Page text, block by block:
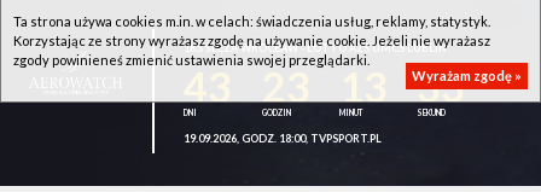
1KS ŚLĘZA WROCŁAW - LOTTO AZS UMCS LUBLIN
32
19.09.2026, GODZ. 18:00, TVPSPORT.PL
Ta strona używa cookies m.in. w celach: świadczenia usług, reklamy, statystyk.
Korzystając ze strony wyrażasz zgodę na używanie cookie. Jeżeli nie wyrażasz
zgody powinieneś zmienić ustawienia swojej przeglądarki.
Wyrażam zgodę »